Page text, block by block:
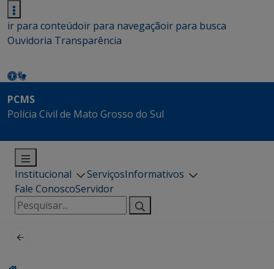
ir para conteúdoir para navegaçãoir para busca
Ouvidoria Transparência
PCMS
Polícia Civil de Mato Grosso do Sul
Institucional ServiçosInformativos
Fale ConoscoServidor
Pesquisar
por: